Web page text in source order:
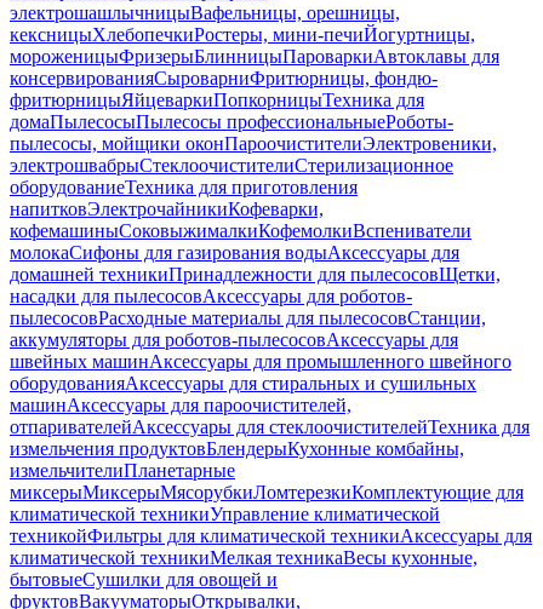
электрошашлычницыВафельницы, орешницы,
кексницыХлебопечкиРостеры, мини-печиЙогуртницы,
мороженицыФризерыБлинницыПароваркиАвтоклавы для
консервированияСыроварниФритюрницы, фондю-
фритюрницыЯйцеваркиПопкорницыТехника для
домаПылесосыПылесосы профессиональныеРоботы-
пылесосы, мойщики оконПароочистителиЭлектровеники,
электрошвабрыСтеклоочистителиСтерилизационное
оборудованиеТехника для приготовления
напитковЭлектрочайникиКофеварки,
кофемашиныСоковыжималкиКофемолкиВспениватели
молокаСифоны для газирования водыАксессуары для
домашней техникиПринадлежности для пылесосовЩетки,
насадки для пылесосовАксессуары для роботов-
пылесосовРасходные материалы для пылесосовСтанции,
аккумуляторы для роботов-пылесосовАксессуары для
швейных машинАксессуары для промышленного швейного
оборудованияАксессуары для стиральных и сушильных
машинАксессуары для пароочистителей,
отпаривателейАксессуары для стеклоочистителейТехника для
измельчения продуктовБлендерыКухонные комбайны,
измельчителиПланетарные
миксерыМиксерыМясорубкиЛомтерезкиКомплектующие для
климатической техникиУправление климатической
техникойФильтры для климатической техникиАксессуары для
климатической техникиМелкая техникаВесы кухонные,
бытовыеСушилки для овощей и
фруктовВакууматорыОткрывалки,